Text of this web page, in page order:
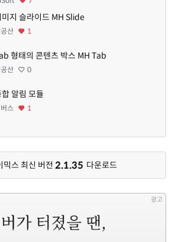
미지 슬라이드 MH Slide
산 1
형태의 콘텐츠 박스 MH Tab
산 0
알림 모듈
스 1
믹스 최신 버전 2.1.35 다운로드
광고